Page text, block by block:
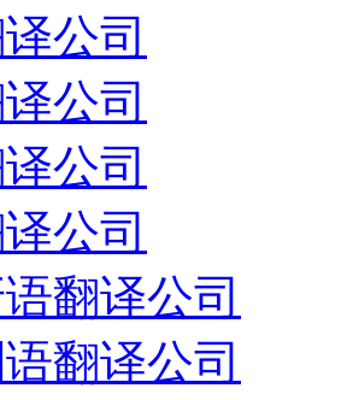
公司
公司
公司
公司
翻译公司
翻译公司